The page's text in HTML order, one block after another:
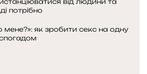
потрібно
мене?»: як зробити секс на одну